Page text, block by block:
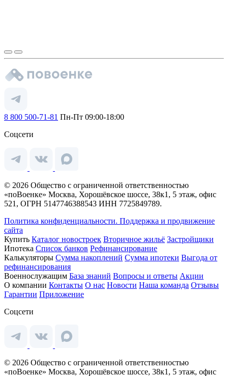
8 800 500-71-81 Пн-Пт 09:00-18:00
Соцсети
© 2026 Общество с ограниченной ответственностью
«поВоенке» Москва, Хорошёвское шоссе, 38к1, 5 этаж, офис
521, ОГРН 5147746388543 ИНН 7725849789.
Политика конфиденциальности. Поддержка и продвижение
сайта
Купить Каталог новостроек Вторичное жильё Застройщики
Ипотека Список банков Рефинансирование
Калькуляторы Сумма накоплений Сумма ипотеки Выгода от
рефинансирования
Военнослужащим База знаний Вопросы и ответы Акции
О компании Контакты О нас Новости Наша команда Отзывы
Гарантии Приложение
Соцсети
© 2026 Общество с ограниченной ответственностью
«поВоенке» Москва, Хорошёвское шоссе, 38к1, 5 этаж, офис